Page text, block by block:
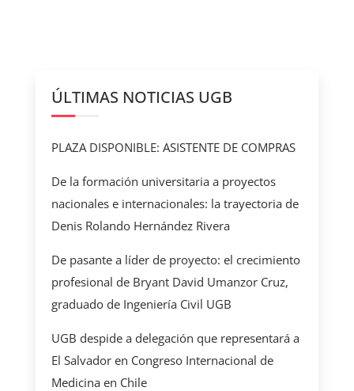
ÚLTIMAS NOTICIAS UGB
PLAZA DISPONIBLE: ASISTENTE DE COMPRAS
De la formación universitaria a proyectos
nacionales e internacionales: la trayectoria de
Denis Rolando Hernández Rivera
De pasante a líder de proyecto: el crecimiento
profesional de Bryant David Umanzor Cruz,
graduado de Ingeniería Civil UGB
UGB despide a delegación que representará a
El Salvador en Congreso Internacional de
Medicina en Chile